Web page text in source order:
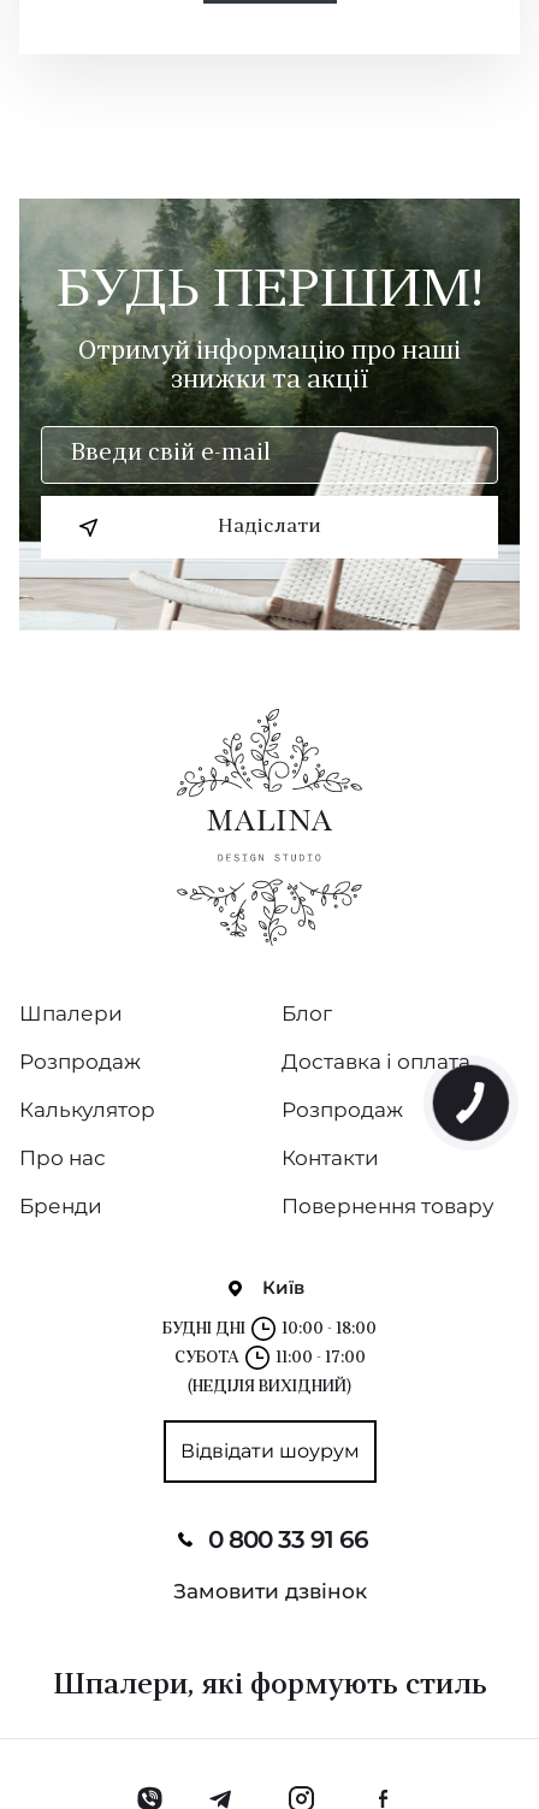
БУДЬ ПЕРШИМ!
Отримуй інформацію про наші
знижки та акції
Надіслати
Київ
БУДНІ ДНІ
10:00 - 18:00
СУБОТА
11:00 - 17:00
(НЕДІЛЯ ВИХІДНИЙ)
Відвідати шоурум
0 800 33 91 66
Замовити дзвінок
Шпалери
Розпродаж
Калькулятор
Про нас
Бренди
Блог
Доставка і оплата
Розпродаж
Контакти
Повернення товару
Шпалери, які формують стиль